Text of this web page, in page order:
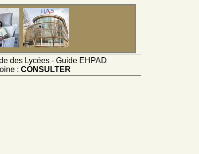
des Lycées - Guide EHPAD
: CONSULTER